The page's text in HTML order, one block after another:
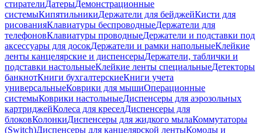
стирателиДатерыДемонстрационные
системыКипятильникиДержатели для бейджейКисти для
рисованияКлавиатуры беспроводныеДержатели для
телефоновКлавиатуры проводныеДержатели и подставки под
аксессуары для досокДержатели и рамки напольныеКлейкие
ленты канцелярские и диспенсерыДержатели, таблички и
подставки настольныеКлейкие ленты специальныеДетекторы
банкнотКниги бухгалтерскиеКниги учета
универсальныеКоврики для мышиОперационные
системыКоврики настольныеДиспенсеры для аэрозольных
картриджейКолеса для креселДиспенсеры для
блоковКолонкиДиспенсеры для жидкого мылаКоммутаторы
(Switch)Диспенсеры для канцелярской лентыКомоды и